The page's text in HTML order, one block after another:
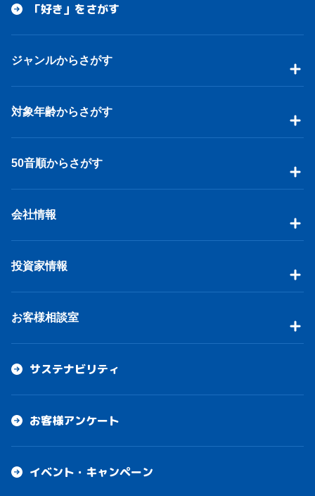
「好き」をさがす
ジャンルからさがす
対象年齢からさがす
50音順からさがす
会社情報
投資家情報
お客様相談室
サステナビリティ
お客様アンケート
イベント・キャンペーン